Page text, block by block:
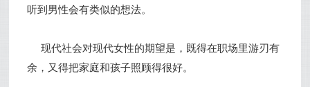
听到男性会有类似的想法。
现代社会对现代女性的期望是，既得在职场里游刃有
余，又得把家庭和孩子照顾得很好。